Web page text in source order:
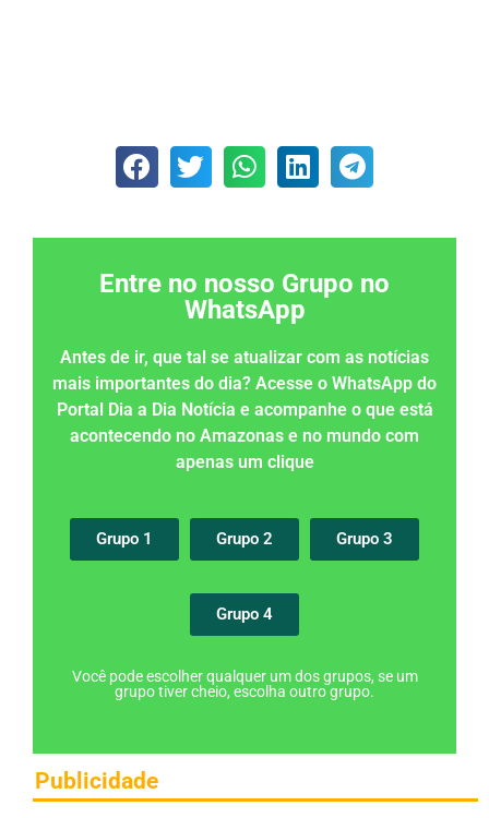
Entre no nosso Grupo no
WhatsApp
Antes de ir, que tal se atualizar com as notícias
mais importantes do dia? Acesse o WhatsApp do
Portal Dia a Dia Notícia e acompanhe o que está
acontecendo no Amazonas e no mundo com
apenas um clique
Grupo 1 Grupo 2 Grupo 3
Grupo 4
Você pode escolher qualquer um dos grupos, se um
grupo tiver cheio, escolha outro grupo.
Publicidade